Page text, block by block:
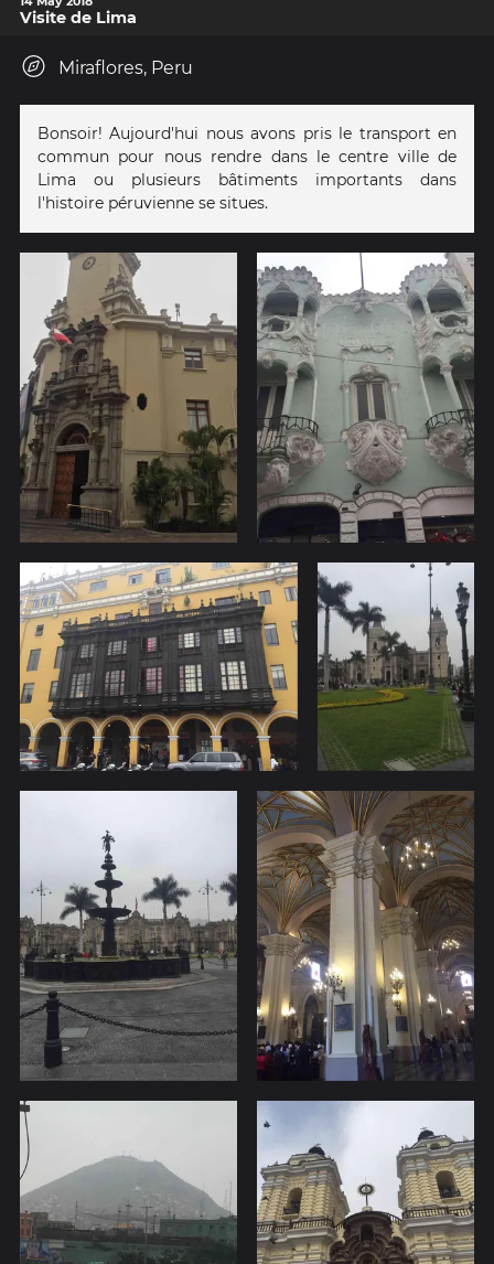
Visite de Lima
Miraflores, Peru
Bonsoir! Aujourd'hui nous avons pris le transport en
commun pour nous rendre dans le centre ville de
Lima ou plusieurs bâtiments importants dans
l'histoire péruvienne se situes.